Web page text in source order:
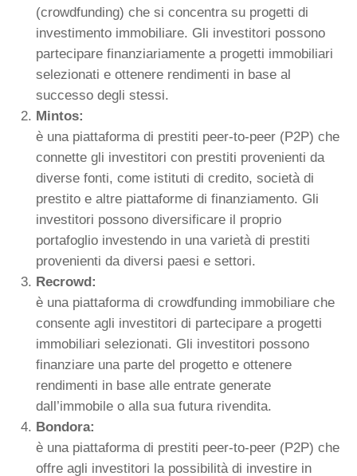
(crowdfunding) che si concentra su progetti di
investimento immobiliare. Gli investitori possono
partecipare finanziariamente a progetti immobiliari
selezionati e ottenere rendimenti in base al
successo degli stessi.
Mintos:
è una piattaforma di prestiti peer-to-peer (P2P) che
connette gli investitori con prestiti provenienti da
diverse fonti, come istituti di credito, società di
prestito e altre piattaforme di finanziamento. Gli
investitori possono diversificare il proprio
portafoglio investendo in una varietà di prestiti
provenienti da diversi paesi e settori.
Recrowd:
è una piattaforma di crowdfunding immobiliare che
consente agli investitori di partecipare a progetti
immobiliari selezionati. Gli investitori possono
finanziare una parte del progetto e ottenere
rendimenti in base alle entrate generate
dall’immobile o alla sua futura rivendita.
Bondora:
è una piattaforma di prestiti peer-to-peer (P2P) che
offre agli investitori la possibilità di investire in